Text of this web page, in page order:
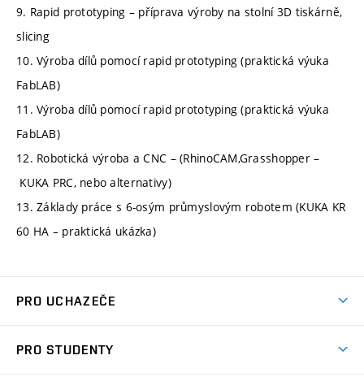
9. Rapid prototyping – příprava výroby na stolní 3D tiskárně,
slicing
10. Výroba dílů pomocí rapid prototyping (praktická výuka
FabLAB)
11. Výroba dílů pomocí rapid prototyping (praktická výuka
FabLAB)
12. Robotická výroba a CNC – (RhinoCAM,Grasshopper –
KUKA PRC, nebo alternativy)
13. Základy práce s 6-osým průmyslovým robotem (KUKA KR
60 HA – praktická ukázka)
PRO UCHAZEČE
PRO STUDENTY